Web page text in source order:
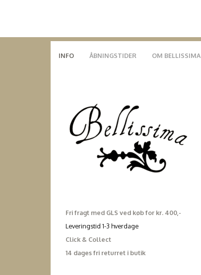
INFO ÅBNINGSTIDER OM BELLISSIMA
Fri fragt med GLS ved køb for kr. 400,-
Leveringstid 1-3 hverdage
Click & Collect
14 dages fri returret i butik